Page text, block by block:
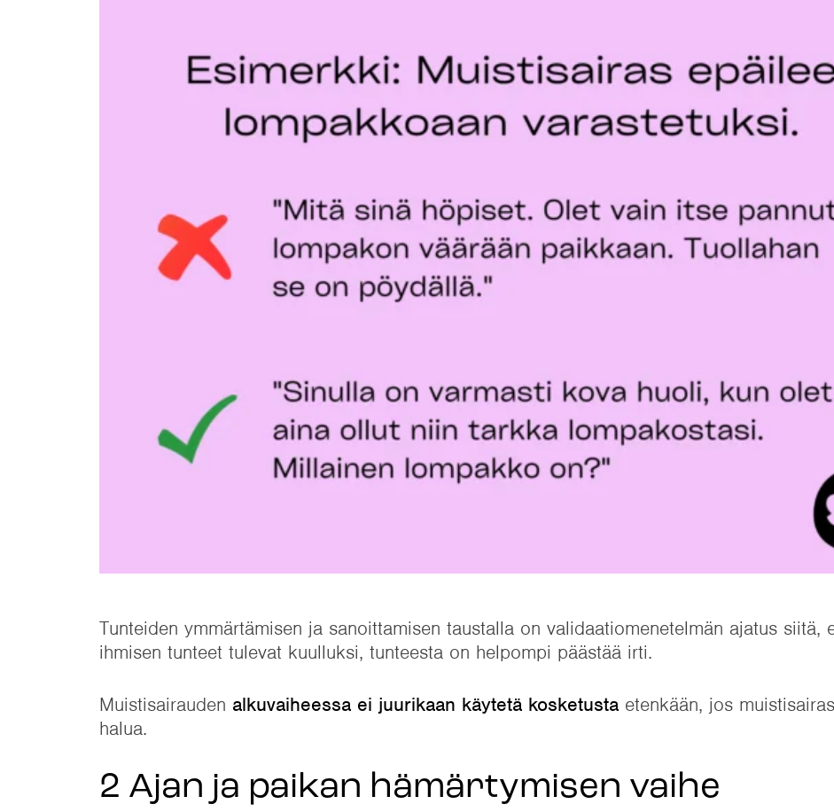
Tunteiden ymmärtämisen ja sanoittamisen taustalla on validaatiomenetelmän ajatus siitä,
ihmisen tunteet tulevat kuulluksi, tunteesta on helpompi päästää irti.
Muistisairauden alkuvaiheessa ei juurikaan käytetä kosketusta etenkään, jos
halua.
2 Ajan ja paikan hämärtymisen vaihe